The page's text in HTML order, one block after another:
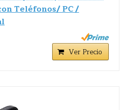
Teléfonos/ PC /
Ver Precio